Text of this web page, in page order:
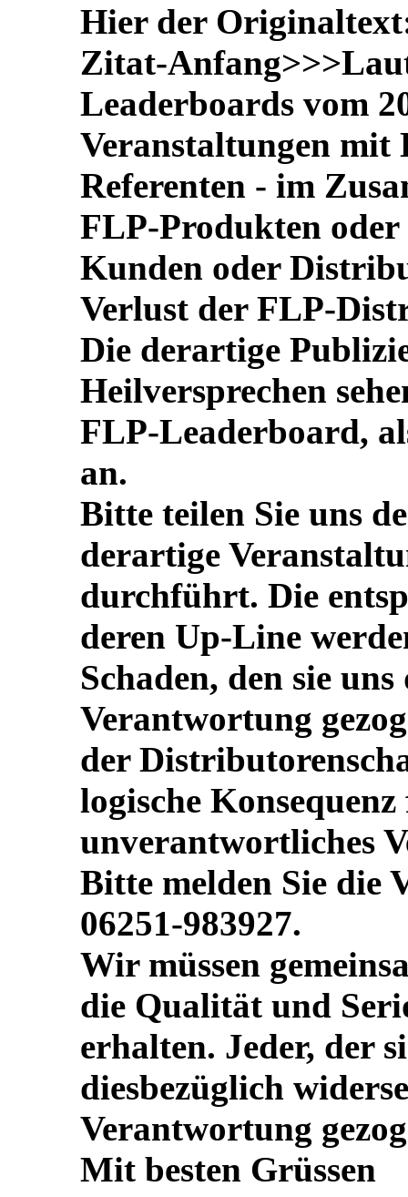
Hier der
Zitat-
Leaderboards vom
Veranstaltungen mit
Referenten - im
FLP-Produkten
Kunden oder
Verlust der FLP-
Die derartige
Heilversprechen
FLP-Leaderboard,
an.
Bitte teilen Sie uns
derartige
durchführt. Die
deren Up-Line
Schaden, den sie
Verantwortung
der
logische
unverantwortliches
Bitte melden Sie die
06251-983927.
Wir müssen
die Qualität und
erhalten. Jeder, der
diesbezüglich
Verantwortung
Mit besten Grüssen